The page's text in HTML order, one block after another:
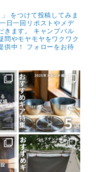
をつけて投稿してみま
日一回リポストやメデ
ます。
キャンプバル
問やモヤモヤをワクワク
供中！
フォローをお待